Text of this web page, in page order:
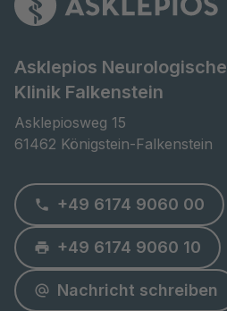
Asklepios Neurologische
Klinik Falkenstein
Asklepiosweg 15
61462 Königstein-Falkenstein
+49 6174 9060 00
+49 6174 9060 10
Nachricht schreiben